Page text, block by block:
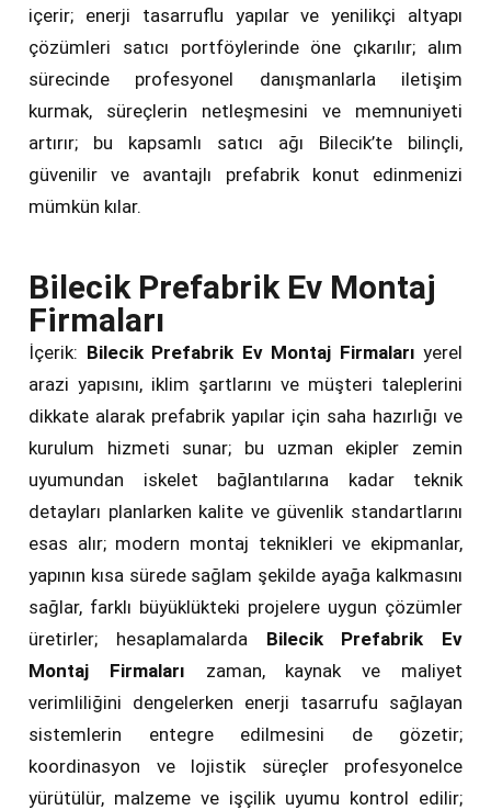
içerir; enerji tasarruflu yapılar ve yenilikçi altyapı
çözümleri satıcı portföylerinde öne çıkarılır; alım
sürecinde profesyonel danışmanlarla iletişim
kurmak, süreçlerin netleşmesini ve memnuniyeti
artırır; bu kapsamlı satıcı ağı Bilecik’te bilinçli,
güvenilir ve avantajlı prefabrik konut edinmenizi
mümkün kılar.
Bilecik Prefabrik Ev Montaj
Firmaları
İçerik: Bilecik Prefabrik Ev Montaj Firmaları yerel
arazi yapısını, iklim şartlarını ve müşteri taleplerini
dikkate alarak prefabrik yapılar için saha hazırlığı ve
kurulum hizmeti sunar; bu uzman ekipler zemin
uyumundan iskelet bağlantılarına kadar teknik
detayları planlarken kalite ve güvenlik standartlarını
esas alır; modern montaj teknikleri ve ekipmanlar,
yapının kısa sürede sağlam şekilde ayağa kalkmasını
sağlar, farklı büyüklükteki projelere uygun çözümler
üretirler; hesaplamalarda Bilecik Prefabrik Ev
Montaj Firmaları zaman, kaynak ve maliyet
verimliliğini dengelerken enerji tasarrufu sağlayan
sistemlerin entegre edilmesini de gözetir;
koordinasyon ve lojistik süreçler profesyonelce
yürütülür, malzeme ve işçilik uyumu kontrol edilir;